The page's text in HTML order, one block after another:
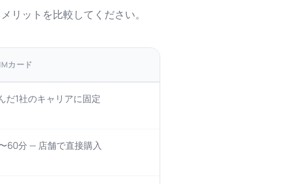
リットを比較してください。
カード
だ1社のキャリアに固定
60分 — 店舗で直接購入